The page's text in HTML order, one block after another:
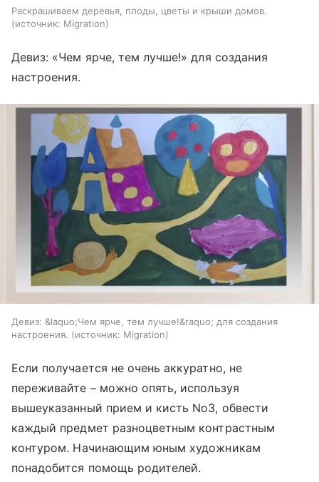
Раскрашиваем деревья, плоды, цветы и крыши домов.
источник: Migration
Девиз: «Чем ярче, тем лучше!» для создания
настроения.
Девиз: &laquo;Чем ярче, тем лучше!&raquo; для создания
настроения.
источник: Migration
Если получается не очень аккуратно, не
переживайте – можно опять, используя
вышеуказанный прием и кисть No3, обвести
каждый предмет разноцветным контрастным
контуром. Начинающим юным художникам
понадобится помощь родителей.